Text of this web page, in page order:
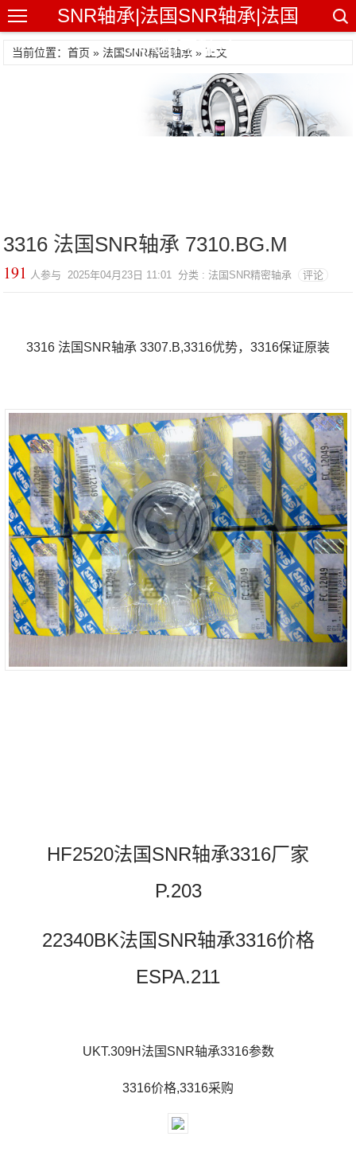
SNR轴承|法国SNR轴承|法国
SNR精密轴承
当前位置：首页 » 法国SNR精密轴承 » 正文
3316 法国SNR轴承 7310.BG.M
191 人参与 2025年04月23日 11:01 分类 : 法国SNR精密轴承 评论
3316 法国SNR轴承 3307.B,3316优势，3316保证原装
HF2520法国SNR轴承3316厂家
P.203
22340BK法国SNR轴承3316价格
ESPA.211
UKT.309H法国SNR轴承3316参数
3316价格,3316采购